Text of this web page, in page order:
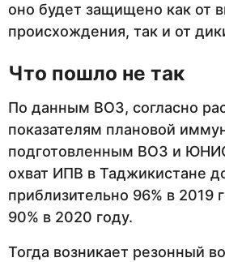
оно будет защищено как от
происхождения, так и от
Что пошло не так
По данным ВОЗ, согласно
показателям плановой
подготовленным ВОЗ и
охват ИПВ в Таджикистане
приблизительно 96% в 2019
90% в 2020 году.
Тогда возникает резонный